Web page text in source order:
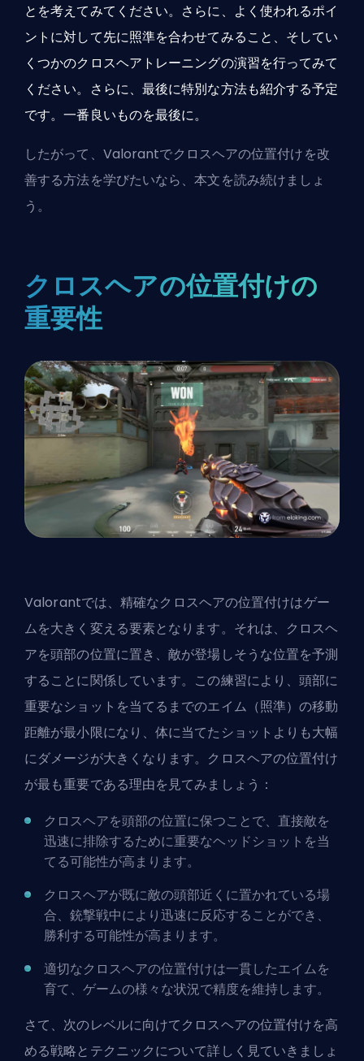
とを考えてみてください。さらに、よく使われるポイ
ントに対して先に照準を合わせてみること、そしてい
くつかのクロスヘアトレーニングの演習を行ってみて
ください。さらに、最後に特別な方法も紹介する予定
です。一番良いものを最後に。
したがって、Valorantでクロスヘアの位置付けを改
善する方法を学びたいなら、本文を読み続けましょ
う。
クロスヘアの位置付けの
重要性
Valorantでは、精確なクロスヘアの位置付けはゲー
ムを大きく変える要素となります。それは、クロスヘ
アを頭部の位置に置き、敵が登場しそうな位置を予測
することに関係しています。この練習により、頭部に
重要なショットを当てるまでのエイム（照準）の移動
距離が最小限になり、体に当てたショットよりも大幅
にダメージが大きくなります。クロスヘアの位置付け
が最も重要である理由を見てみましょう：
クロスヘアを頭部の位置に保つことで、直接敵を
迅速に排除するために重要なヘッドショットを当
てる可能性が高まります。
クロスヘアが既に敵の頭部近くに置かれている場
合、銃撃戦中により迅速に反応することができ、
勝利する可能性が高まります。
適切なクロスヘアの位置付けは一貫したエイムを
育て、ゲームの様々な状況で精度を維持します。
さて、次のレベルに向けてクロスヘアの位置付けを高
める戦略とテクニックについて詳しく見ていきましょ